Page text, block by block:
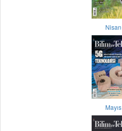
Nisan
Mayıs